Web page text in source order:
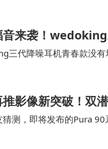
，这一次同样不例外。
音来袭！wedoking
三代降噪耳机青春款没
心事做到了位：约7mm超
影像新突破！双
猜测，即将发布的Pura
AI技术，双潜望镜头在保